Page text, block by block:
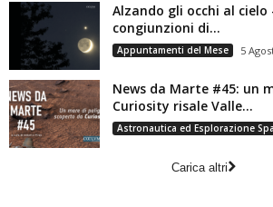
Alzando gli occhi al cielo
congiunzioni di...
Appuntamenti del Mese 5
News da Marte #45: un
Curiosity risale Valle...
Astronautica ed Esplorazione
Carica altri